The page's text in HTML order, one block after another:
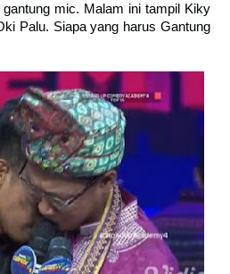
mic. Malam ini tampil Kiky
Palu. Siapa yang harus Gantung